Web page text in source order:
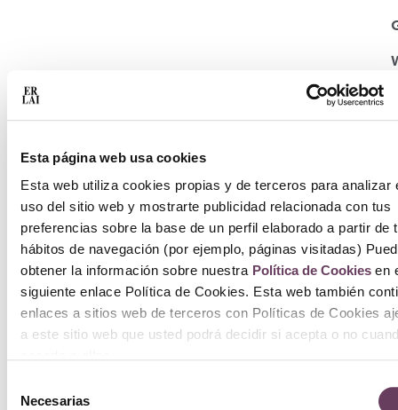
Esta página web usa cookies
Esta web utiliza cookies propias y de terceros para analizar
uso del sitio web y mostrarte publicidad relacionada con tus
preferencias sobre la base de un perfil elaborado a partir de
hábitos de navegación (por ejemplo, páginas visitadas)
obtener la información sobre nuestra Política de Cookiesen
siguiente enlace Política de Cookies. Esta web también
enlaces a sitios web de terceros con Políticas de Cookies
a este sitio web que usted podrá decidir si acepta o no
Necesarias